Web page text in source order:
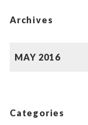
Archives
MAY 2016
Categories